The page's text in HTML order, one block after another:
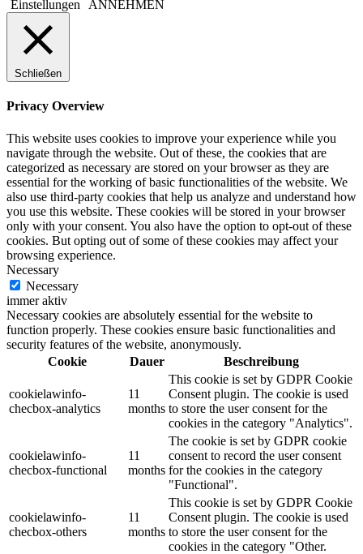
Einstellungen
ANNEHMEN
Schließen
Privacy Overview
This website uses cookies to improve your experience while you
navigate through the website. Out of these, the cookies that are
categorized as necessary are stored on your browser as they are
essential for the working of basic functionalities of the website. We
also use third-party cookies that help us analyze and understand how
you use this website. These cookies will be stored in your browser
only with your consent. You also have the option to opt-out of these
cookies. But opting out of some of these cookies may affect your
browsing experience.
Necessary
Necessary
immer aktiv
Necessary cookies are absolutely essential for the website to
function properly. These cookies ensure basic functionalities and
security features of the website, anonymously.
Cookie
Dauer Beschreibung
cookielawinfo-
checbox-analytics
11
months
This cookie is set by GDPR Cookie
Consent plugin. The cookie is used
to store the user consent for the
cookies in the category "Analytics".
cookielawinfo-
checbox-functional
11
months
The cookie is set by GDPR cookie
consent to record the user consent
for the cookies in the category
"Functional".
cookielawinfo-
checbox-others
11
months
This cookie is set by GDPR Cookie
Consent plugin. The cookie is used
to store the user consent for the
cookies in the category "Other.